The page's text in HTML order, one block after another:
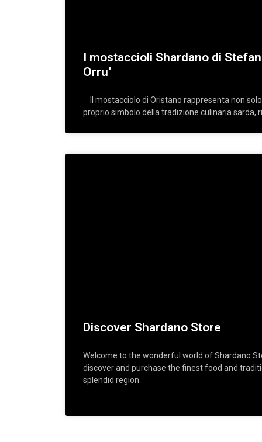
I mostaccioli Shardano di
Orru’
Il mostacciolo di Oristano rappresenta non
proprio simbolo della tradizione culinaria sarda,
Discover Shardano Store
Welcome to the wonderful world of Shardano
discover and purchase the finest food and
splendid region